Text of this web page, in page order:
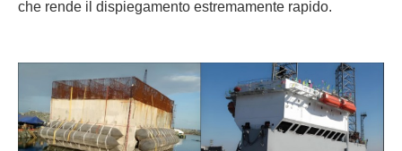
che rende il dispiegamento estremamente rapido.